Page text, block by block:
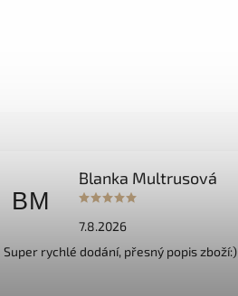
BM
Blanka Multrusová
7.8.2026
Super rychlé dodání, přesný popis zboží:)